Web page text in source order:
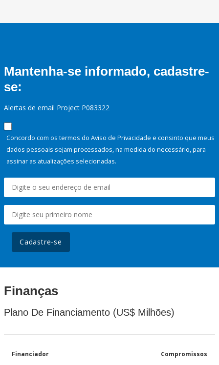
Mantenha-se informado, cadastre-
se:
Alertas de email Project P083322
Concordo com os termos do Aviso de Privacidade e consinto que meus
dados pessoais sejam processados, na medida do necessário, para
assinar as atualizações selecionadas.
Cadastre-se
Finanças
Plano De Financiamento (US$ Milhões)
Financiador Compromissos